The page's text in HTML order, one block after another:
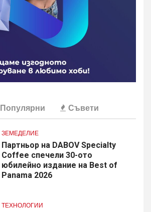
Популярни Съвети
ЗЕМЕДЕЛИЕ
Партньор на DABOV Specialty
Coffee спечели 30-ото
юбилейно издание на Best of
Panama 2026
ТЕХНОЛОГИИ